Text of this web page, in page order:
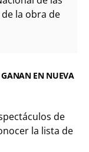
la obra de
EN NUEVA
de
la lista de